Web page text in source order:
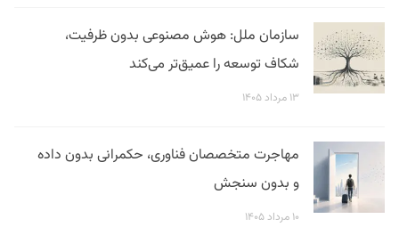
سازمان ملل: هوش مصنوعی بدون ظرفیت،
شکاف توسعه را عمیق‌تر می‌کند
۱۳ مرداد ۱۴۰۵
مهاجرت متخصصان فناوری، حکمرانی بدون داده
و بدون سنجش
۱۰ مرداد ۱۴۰۵